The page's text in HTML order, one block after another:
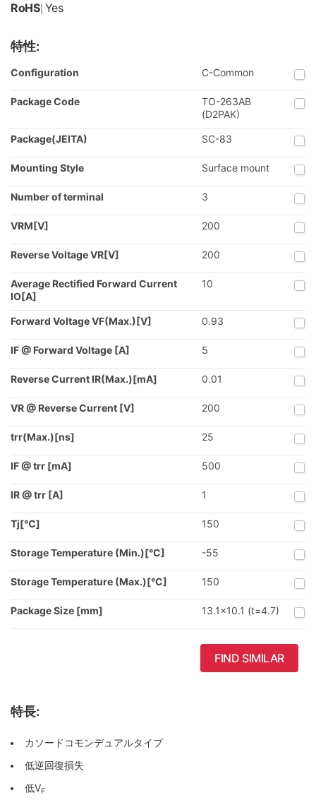
RoHS| Yes
特性:
Configuration C-Common
Package Code
TO-263AB
(D2PAK)
Package(JEITA) SC-83
Mounting Style Surface mount
Number of terminal 3
VRM[V] 200
Reverse Voltage VR[V] 200
Average Rectified Forward Current
IO[A]
10
Forward Voltage VF(Max.)[V] 0.93
IF @ Forward Voltage [A] 5
Reverse Current IR(Max.)[mA] 0.01
VR @ Reverse Current [V] 200
trr(Max.)[ns] 25
IF @ trr [mA] 500
IR @ trr [A] 1
Tj[℃] 150
Storage Temperature (Min.)[°C] -55
Storage Temperature (Max.)[°C] 150
Package Size [mm] 13.1x10.1 (t=4.7)
FIND SIMILAR
特長:
カソードコモンデュアルタイプ
低逆回復損失
低VF